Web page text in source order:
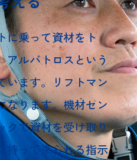
に乗って資材をト
アルバトロスという
います。リフトマン
なります。機材セン
クで資材を受け取り
持って来られる指示